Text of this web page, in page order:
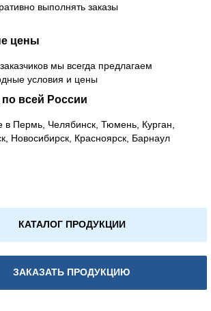
выполнять заказы
цены
мы всегда предлагаем
условия и цены
по всей России
в Пермь, Челябинск, Тюмень, Курган,
Новосибирск, Красноярск, Барнаул
КАТАЛОГ ПРОДУКЦИИ
ЗАКАЗАТЬ ПРОДУКЦИЮ